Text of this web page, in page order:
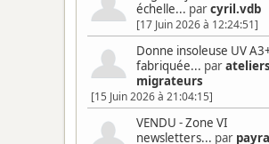
échelle... parcyril.vdb
[17 Juin 2026 à 12:24:51]
Donne insoleuse UV
fabriquée... parateliers
migrateurs
[15 Juin 2026 à 21:04:15]
VENDU - Zone VI
newsletters... par